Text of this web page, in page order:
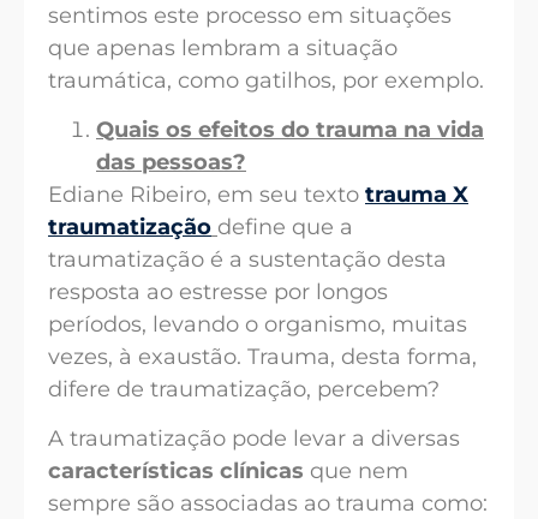
sentimos este processo em situações
que apenas lembram a situação
traumática, como gatilhos, por exemplo.
Quais os efeitos do trauma na vida
das pessoas?
Ediane Ribeiro, em seu texto trauma X
traumatização define que a
traumatização é a sustentação desta
resposta ao estresse por longos
períodos, levando o organismo, muitas
vezes, à exaustão. Trauma, desta forma,
difere de traumatização, percebem?
A traumatização pode levar a diversas
características clínicas que nem
sempre são associadas ao trauma como: